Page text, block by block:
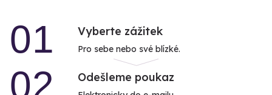
01 Vyberte zážitek
Pro sebe nebo své blízké.
02 Odešleme poukaz